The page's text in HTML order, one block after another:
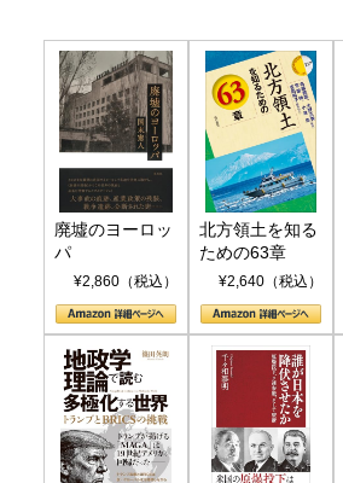
廃墟のヨーロッ
パ
¥2,860（税込）
北方領土を知る
ための63章
¥2,640（税込）